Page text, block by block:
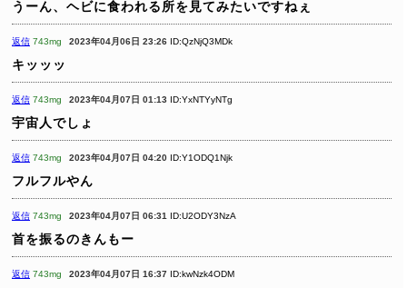
うーん、ヘビに食われる所を見てみたいですねぇ
返信 743mg 2023年04月06日 23:26 ID:QzNjQ3MDk
キッッッ
返信 743mg 2023年04月07日 01:13 ID:YxNTYyNTg
宇宙人でしょ
返信 743mg 2023年04月07日 04:20 ID:Y1ODQ1Njk
フルフルやん
返信 743mg 2023年04月07日 06:31 ID:U2ODY3NzA
首を振るのきんもー
返信 743mg 2023年04月07日 16:37 ID:kwNzk4ODM